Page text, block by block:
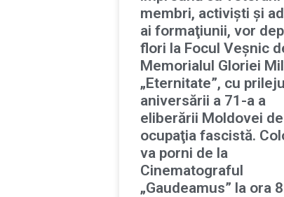
membri, activişti şi
ai formaţiunii, vor
flori la Focul Veşnic
Memorialul Gloriei
„Eternitate”, cu
aniversării a 71-a a
eliberării Moldovei
ocupaţia fascistă.
va porni de la
Cinematograful
„Gaudeamus” la ora